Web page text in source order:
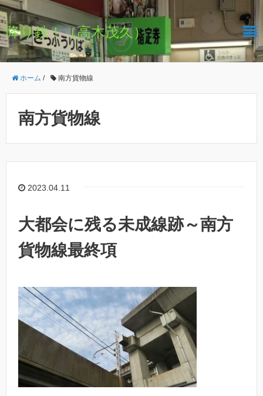
降り鉄！（高木茂久）
ホーム / 南方貨物線
南方貨物線
2023.04.11
大都会に残る未成線跡～南方
貨物線最終項